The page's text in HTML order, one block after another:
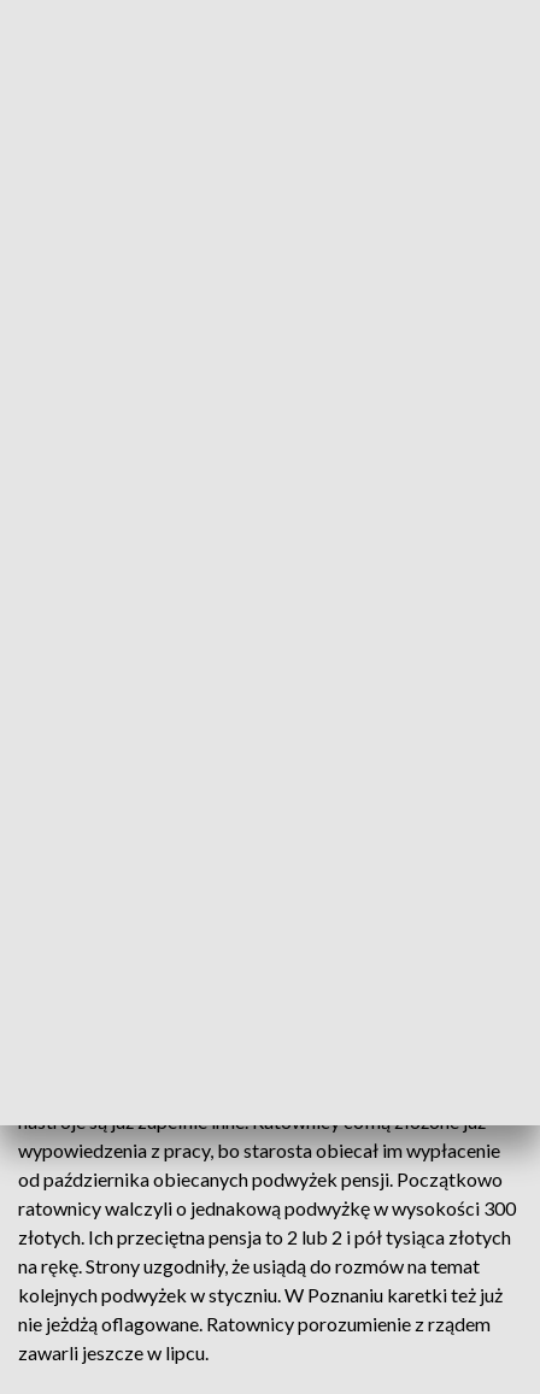
nastroje są już zupełnie inne. Ratownicy cofną złożone już
wypowiedzenia z pracy, bo starosta obiecał im wypłacenie
od października obiecanych podwyżek pensji. Początkowo
ratownicy walczyli o jednakową podwyżkę w wysokości 300
złotych. Ich przeciętna pensja to 2 lub 2 i pół tysiąca złotych
na rękę. Strony uzgodniły, że usiądą do rozmów na temat
kolejnych podwyżek w styczniu. W Poznaniu karetki też już
nie jeżdżą oflagowane. Ratownicy porozumienie z rządem
zawarli jeszcze w lipcu.